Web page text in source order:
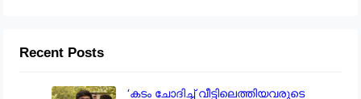
Recent Posts
‘കടം ചോദിച്ച് വീട്ടിലെത്തിയവരുടെ